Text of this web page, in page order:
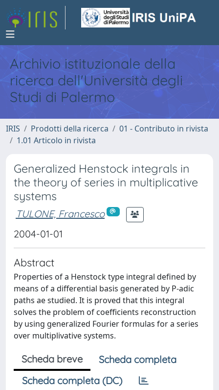
Archivio istituzionale della
ricerca dell'Università degli
Studi di Palermo
IRIS Prodotti della ricerca
01 - Contributo in rivista
1.01 Articolo in rivista
Generalized Henstock integrals in
the theory of series in multiplicative
systems
TULONE, Francesco
2004-01-01
Abstract
Properties of a Henstock type integral defined by
means of a differential basis generated by P-adic
paths ae studied. It is proved that this integral
solves the problem of coefficients reconstruction
by using generalized Fourier formulas for a series
over multiplivative systems.
Scheda breve
Scheda completa
Scheda completa (DC)